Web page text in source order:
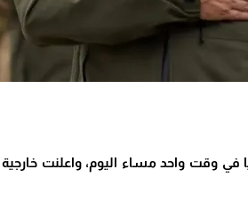
أوكرانيا في وقت واحد مساء اليوم،